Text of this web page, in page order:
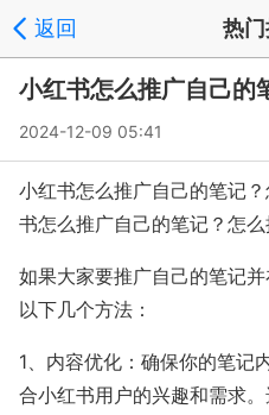
返回 热
小红书怎么推广自己的
2024-12-09 05:41
小红书怎么推广自己的笔记
书怎么推广自己的笔记？怎么
如果大家要推广自己的笔记
以下几个方法：
1、内容优化：确保你的笔记
合小红书用户的兴趣和需求